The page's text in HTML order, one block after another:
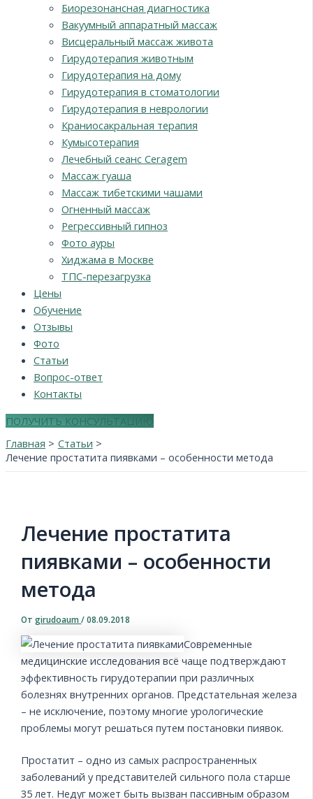
Биорезонансная диагностика
Вакуумный аппаратный массаж
Висцеральный массаж живота
Гирудотерапия животным
Гирудотерапия на дому
Гирудотерапия в стоматологии
Гирудотерапия в неврологии
Краниосакральная терапия
Кумысотерапия
Лечебный сеанс Ceragem
Массаж гуаша
Массаж тибетскими чашами
Огненный массаж
Регрессивный гипноз
Фото ауры
Хиджама в Москве
ТПС-перезагрузка
Цены
Обучение
Отзывы
Фото
Статьи
Вопрос-ответ
Контакты
ПОЛУЧИТЬ КОНСУЛЬТАЦИЮ
Главная
Статьи
Лечение простатита пиявками – особенности метода
Лечение простатита
пиявками – особенности
метода
Отgirudoaum/08.09.2018
Современные
медицинские исследования всё чаще подтверждают
эффективность гирудотерапии при различных
болезнях внутренних органов. Предстательная железа
– не исключение, поэтому многие урологические
проблемы могут решаться путем постановки пиявок.
Простатит – одно из самых распространенных
заболеваний у представителей сильного пола старше
35 лет. Недуг может быть вызван пассивным образом